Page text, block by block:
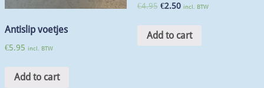
Antislip voetjes
€5.95 incl. BTW
Add to cart
€4.95 €2.50 incl. BTW
Add to cart